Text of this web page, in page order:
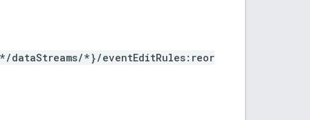
dataStreams/*}/eventEditRules:reor